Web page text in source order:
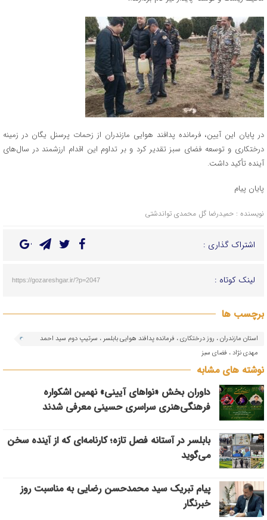
در پایان این آیین، فرمانده پدافند هوایی مازندران از زحمات پرسنل یگان در زمینه
درختکاری و توسعه فضای سبز تقدیر کرد و بر تداوم این اقدام ارزشمند در سال‌های
آینده تأکید داشت.
پایان پیام
نویسنده : حمیدرضا گل محمدی تواندشتی
اشتراک گذاری :
لینک کوتاه : https://gozareshgar.ir/?p=2047
برچسب ها
استان مازندران ، روز درختکاری ، فرمانده پدافند هوایی بابلسر ، سرتیپ دوم سید احمد
مهدی نژاد ، فضای سبز
نوشته های مشابه
داوران بخش «نواهای آیینی» نهمین اشکواره
فرهنگی‌هنری سراسری حسینی معرفی شدند
بابلسر در آستانه فصل تازه؛ کارنامه‌ای که از آینده سخن
می‌گوید
پیام تبریک سید محمدحسن رضایی به مناسبت روز
خبرنگار